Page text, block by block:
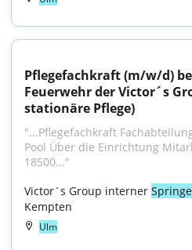
Pflegefachkraft (m/w/d)
Feuerwehr der Victor´s
stationäre Pflege)
"...Pflegefachkraft
Pool Über die Einrichtung
18500..."
Victor´s Group interner
Kempten
Ulm